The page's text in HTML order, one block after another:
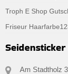
Troph E Shop
Friseur
Am Stadtholz